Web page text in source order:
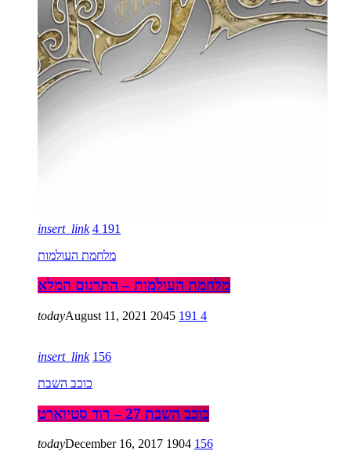
insert_link 4 191
מלחמת העולמות
מלחמת העולמות – התרגום המלא
todayAugust 11, 2021 2045 191 4
insert_link 156
כוכב השבת
כוכב השבת 27 – רוד סטיוארט
todayDecember 16, 2017 1904 156